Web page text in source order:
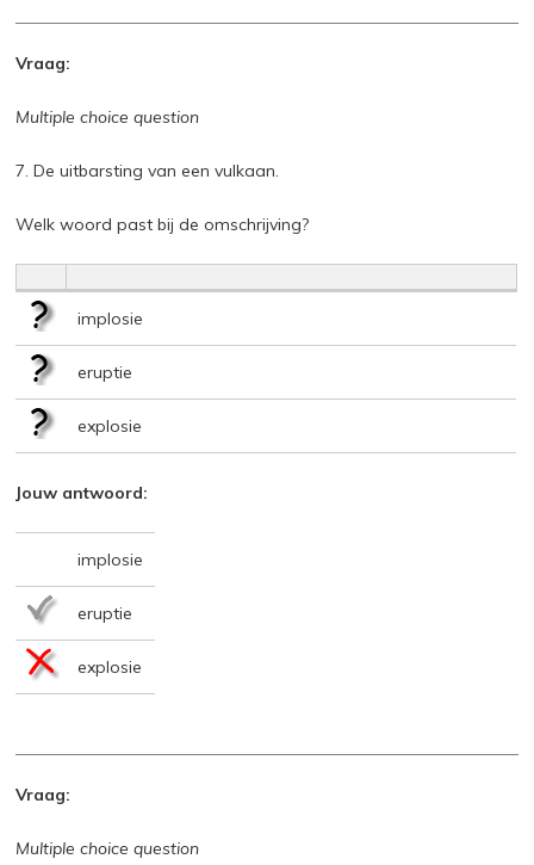
Vraag:
Multiple choice question
7. De uitbarsting van een vulkaan.
Welk woord past bij de omschrijving?
implosie
eruptie
explosie
Jouw antwoord:
implosie
eruptie
explosie
Vraag:
Multiple choice question